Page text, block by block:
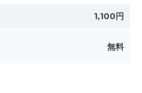
1,100円
無料